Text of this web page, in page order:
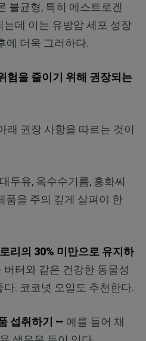
불균형, 특히 에스트로겐
데 이는 유방암 세포 성장
에 더욱 그러하다.
험을 줄이기 위해 권장되는
래 권장 사항을 따르는 것이
대두유, 옥수수기름, 홍화씨
품을 주의 깊게 살펴야 한
리의 30% 미만으로 유지하
터와 같은 건강한 동물성
. 코코넛 오일도 추천한다.
섭취하기 — 예를 들어 채